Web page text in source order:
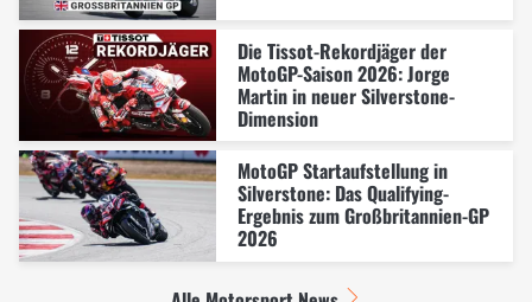
Die Tissot-Rekordjäger der
MotoGP-Saison 2026: Jorge
Martin in neuer Silverstone-
Dimension
MotoGP Startaufstellung in
Silverstone: Das Qualifying-
Ergebnis zum Großbritannien-GP
2026